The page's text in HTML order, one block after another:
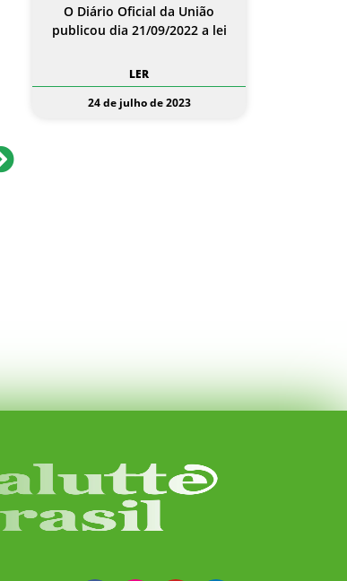
O Diário Oficial da União
publicou dia 21/09/2022 a lei
LER
24 de julho de 2023